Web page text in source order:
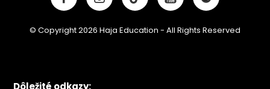
© Copyright 2026 Haja Education - All Rights Reserved
Dôležité odkazy: